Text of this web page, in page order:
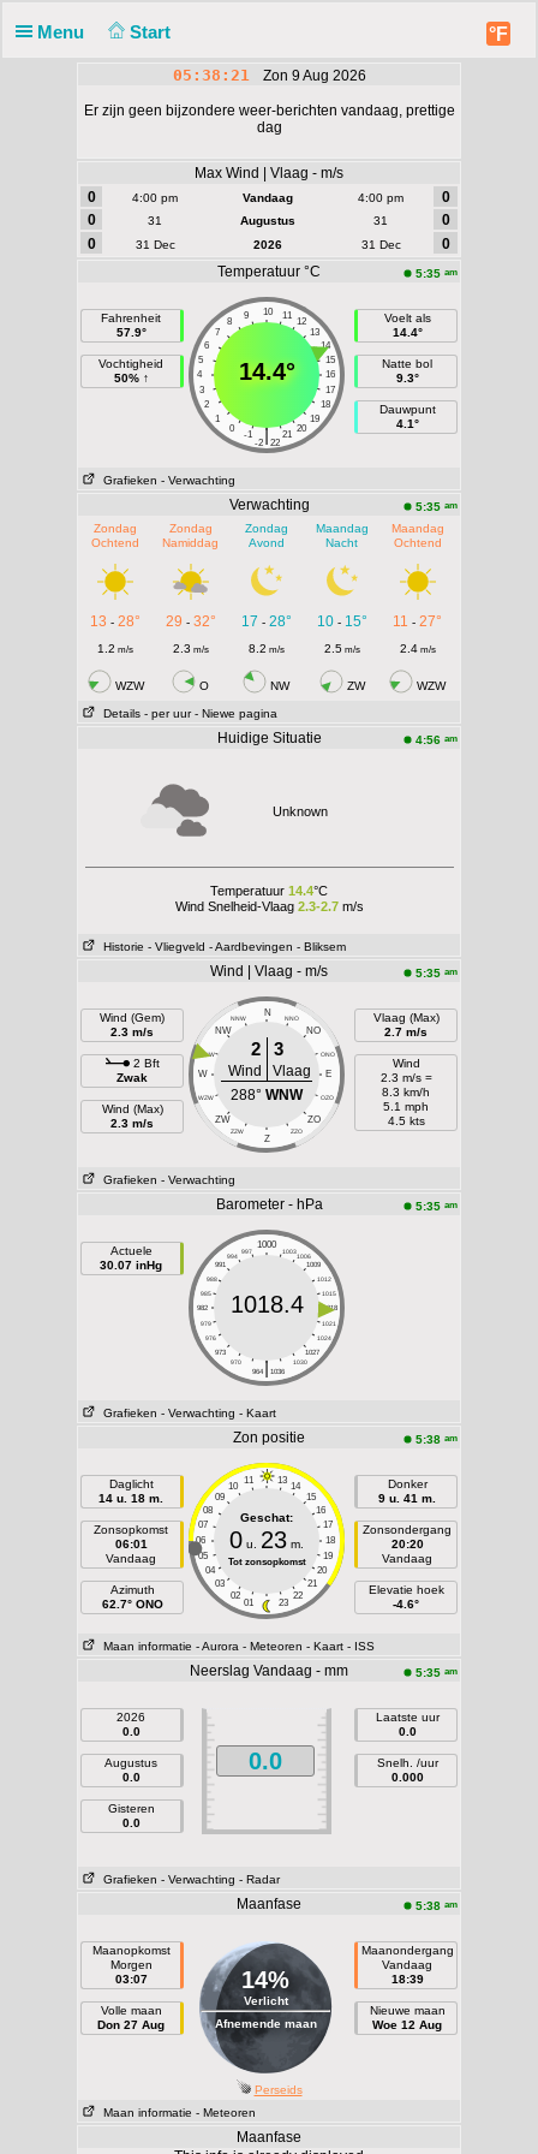
Menu Start °F
05:38:21 Zon 9 Aug 2026
Er zijn geen bijzondere weer-berichten vandaag, prettige
dag
Max Wind | Vlaag - m/s
0
4:00 pm Vandaag 4:00 pm
0
0
31 Augustus 31
0
0
31 Dec 2026 31 Dec
0
Temperatuur °C
5:35 am
Fahrenheit
57.9°
Vochtigheid
50% ↑
10
9 11
8
12
7
13
6
14
5
15
4
16
3
17
2
18
1
19
0
20
-1 21
|
-2 22
14.4°
Voelt als
14.4°
Natte bol
9.3°
Dauwpunt
4.1°
Grafieken - Verwachting
Verwachting 5:35 am
Zondag
Ochtend
Zondag
Namiddag
Zondag
Avond
Maandag
Nacht
Maandag
Ochtend
13 - 28° 29 - 32° 17 - 28° 10- 15° 11 - 27°
1.2 m/s 2.3 m/s 8.2 m/s 2.5m/s 2.4m/s
WZW O NW ZW WZW
Details - per uur - Niewe pagina
Huidige Situatie 4:56 am
Unknown
Temperatuur 14.4°C
Wind Snelheid-Vlaag 2.3-2.7m/s
Historie - Vliegveld - Aardbevingen - Bliksem
Wind | Vlaag - m/s 5:35 am
Wind (Gem)
2.3 m/s
2 Bft
Zwak
Wind (Max)
2.3 m/s
N
NNW NNO
NW NO
WNW ONO
W E
WZW OZO
ZW ZO
ZZW ZZO
Z
2 3
Wind
Vlaag
288° WNW
Vlaag (Max)
2.7 m/s
Wind
2.3 m/s =
8.3 km/h
5.1 mph
4.5 kts
Grafieken - Verwachting
Barometer - hPa 5:35 am
Actuele
30.07 inHg
1000
997 1003
994
1006
991
1009
988
1012
985
1015
982
1018
979
1021
976
1024
973
1027
970
1030
|
964 1036
1018.4
Grafieken - Verwachting - Kaart
Zon positie 5:38 am
Daglicht
14 u. 18 m.
Zonsopkomst
06:01
Vandaag
Azimuth
62.7° ONO
11 13
10
14
09
15
08
16
07
17
06
18
05
19
04
20
03
21
02
22
01 23
Geschat:
0 u. 23 m.
Tot zonsopkomst
Donker
9 u. 41 m.
Zonsondergang
20:20
Vandaag
Elevatie hoek
-4.6°
Maan informatie - Aurora - Meteoren - Kaart - ISS
Neerslag Vandaag - mm 5:35 am
2026
0.0
Augustus
0.0
Gisteren
0.0
0.0
Laatste uur
0.0
Snelh. /uur
0.000
Grafieken - Verwachting - Radar
Maanfase 5:38 am
Maanopkomst
Morgen
03:07
Volle maan
Don 27 Aug
14%
Verlicht
Afnemende maan
Maanondergang
Vandaag
18:39
Nieuwe maan
Woe 12 Aug
Perseids
Maan informatie - Meteoren
Maanfase